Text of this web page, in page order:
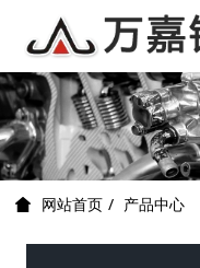
网站首页 产品中心